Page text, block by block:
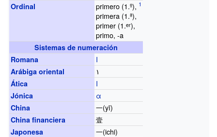
Ordinal
primero (1.º),
primera (1.ª),
primer (1.er),
primo, -a
Sistemas de numeración
Romana
I
Arábiga oriental ١
Ática Ι
Jónica α
China 一(yī)
China financiera 壹
Japonesa 一(ichi)